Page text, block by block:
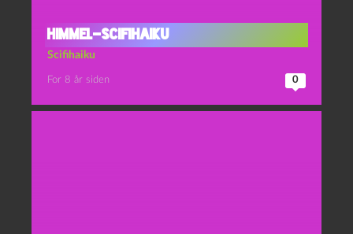
Himmel-scifihaiku
Scifihaiku
For 8 år siden 0